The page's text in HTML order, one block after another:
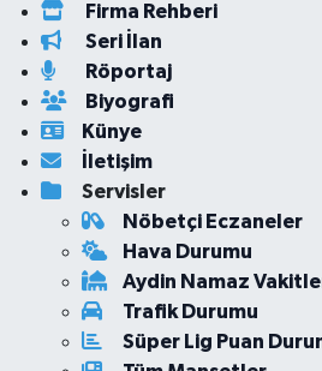
Firma Rehberi
Seri İlan
Röportaj
Biyografi
Künye
İletişim
Servisler
Nöbetçi Eczaneler
Hava Durumu
Aydin Namaz
Trafik Durumu
Süper Lig Puan